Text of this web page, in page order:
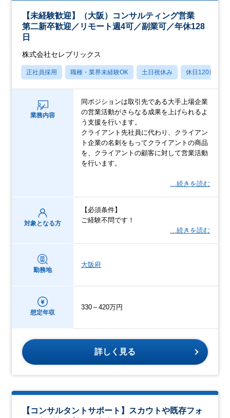
【未経験歓迎】（大阪）コンサルティング営業
第二新卒歓迎／リモート週4可／副業可／年休128
日
株式会社セレブリックス
正社員採用 職種・業界未経験OK 土日祝休み 休日120日以上
業務内容
同ポジションは取引先である大手上場企業
の営業活動がさらなる成果を上げられるよ
う支援を行います。
クライアント先社員に代わり、クライアン
ト企業の名刺をもってクライアントの商品
を、クライアントの顧客に対して営業活動
を行います。
…続きを読む
対象となる方
【必須条件】
ご経験不問です！
…続きを読む
勤務地
大阪府
想定年収
330～420万円
詳しく見る
【コンサルタントサポート】スカウトや既存フォ